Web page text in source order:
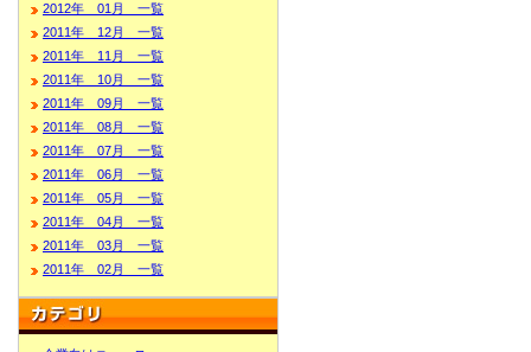
2012年 01月 一覧
2011年 12月 一覧
2011年 11月 一覧
2011年 10月 一覧
2011年 09月 一覧
2011年 08月 一覧
2011年 07月 一覧
2011年 06月 一覧
2011年 05月 一覧
2011年 04月 一覧
2011年 03月 一覧
2011年 02月 一覧